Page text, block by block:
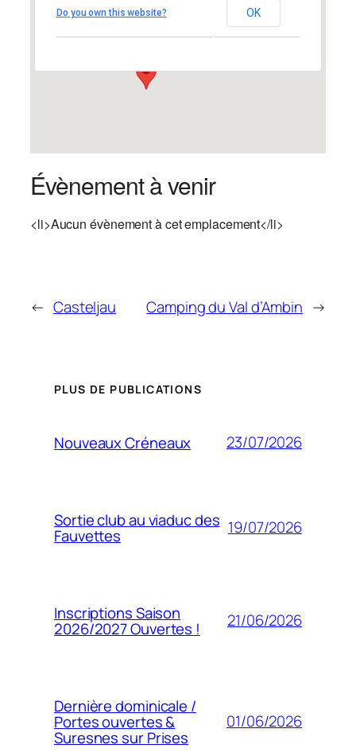
Passy
245 Route des Lacs – Passy
Évènements
Do you own this website? OK
Évènement à venir
<li>Aucun évènement à cet emplacement</li>
← Casteljau Camping du Val d’Ambin →
PLUS DE PUBLICATIONS
Nouveaux Créneaux 23/07/2026
Sortie club au viaduc des
Fauvettes 19/07/2026
Inscriptions Saison
2026/2027 Ouvertes ! 21/06/2026
Dernière dominicale /
Portes ouvertes &
Suresnes sur Prises
01/06/2026